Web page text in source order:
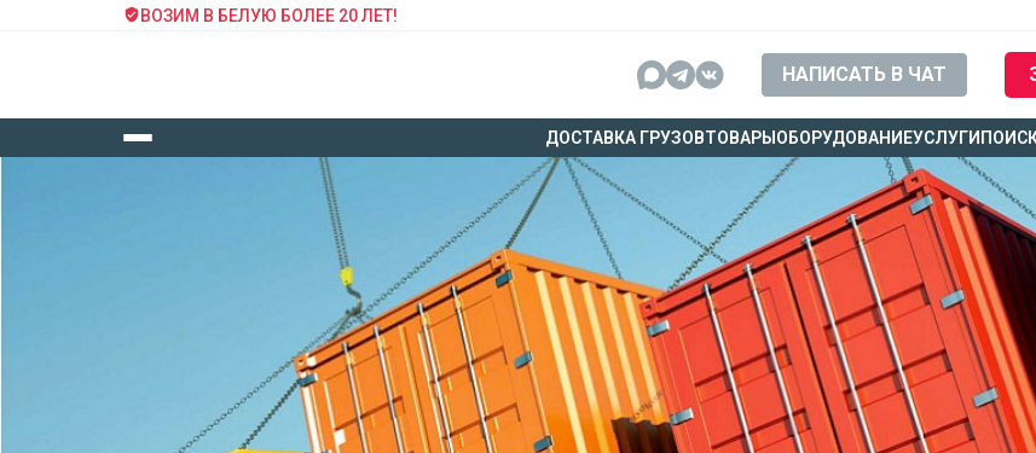
ВОЗИМ В БЕЛУЮ БОЛЕЕ 20 ЛЕТ!
НАПИСАТЬ В ЧАТ
ДОСТАВКА ГРУЗОВТОВАРЫ ОБОРУДОВАНИЕУСЛУГИ